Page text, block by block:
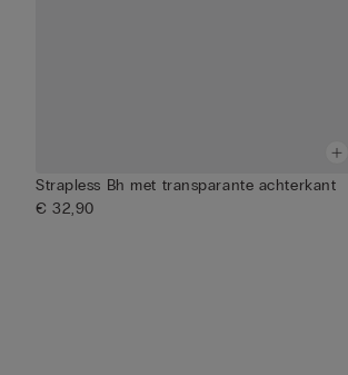
Strapless Bh met transparante achterkant
€ 32,90